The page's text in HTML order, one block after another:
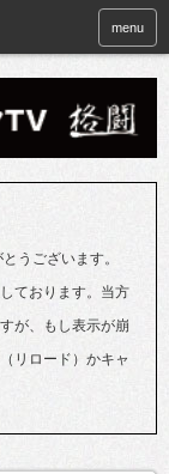
menu
うございます。
ております。当方
が、もし表示が崩
リロード）かキャ